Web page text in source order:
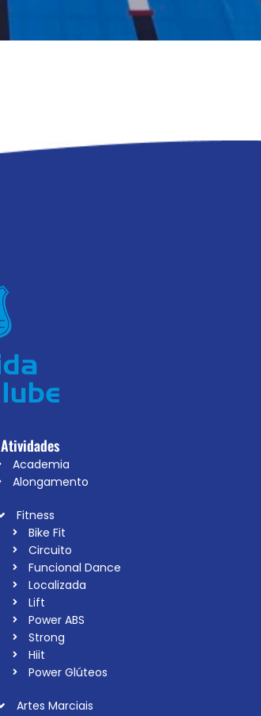
Atividades
Academia
Alongamento
Fitness
Bike Fit
Circuito
Funcional Dance
Localizada
Lift
Power ABS
Strong
Hiit
Power Glúteos
Artes Marciais